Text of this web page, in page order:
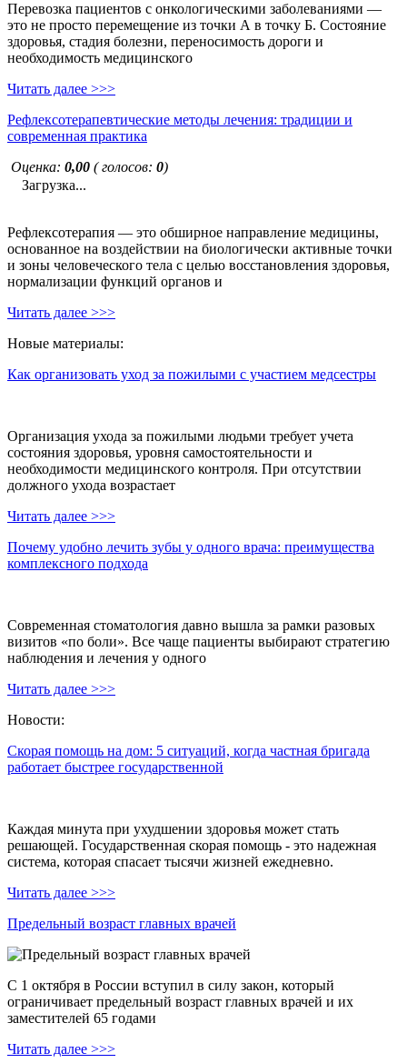
Перевозка пациентов с онкологическими заболеваниями —
это не просто перемещение из точки А в точку Б. Состояние
здоровья, стадия болезни, переносимость дороги и
необходимость медицинского
Читать далее >>>
Рефлексотерапевтические методы лечения: традиции и
современная практика
Оценка: 0,00 ( голосов: 0)
Загрузка...
Рефлексотерапия — это обширное направление медицины,
основанное на воздействии на биологически активные точки
и зоны человеческого тела с целью восстановления здоровья,
нормализации функций органов и
Читать далее >>>
Новые материалы:
Как организовать уход за пожилыми с участием медсестры
Организация ухода за пожилыми людьми требует учета
состояния здоровья, уровня самостоятельности и
необходимости медицинского контроля. При отсутствии
должного ухода возрастает
Читать далее >>>
Почему удобно лечить зубы у одного врача: преимущества
комплексного подхода
Современная стоматология давно вышла за рамки разовых
визитов «по боли». Все чаще пациенты выбирают стратегию
наблюдения и лечения у одного
Читать далее >>>
Новости:
Скорая помощь на дом: 5 ситуаций, когда частная бригада
работает быстрее государственной
Каждая минута при ухудшении здоровья может стать
решающей. Государственная скорая помощь - это надежная
система, которая спасает тысячи жизней ежедневно.
Читать далее >>>
Предельный возраст главных врачей
С 1 октября в России вступил в силу закон, который
ограничивает предельный возраст главных врачей и их
заместителей 65 годами
Читать далее >>>